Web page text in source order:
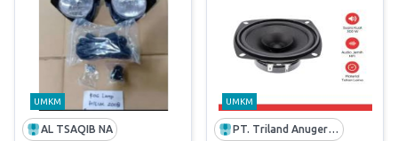
UMKM
AL TSAQIB NA
UMKM
PT. Triland Anugerah Mandiri